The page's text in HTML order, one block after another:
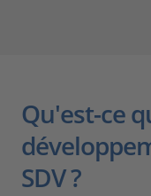
Qu'est-ce
SDV ?